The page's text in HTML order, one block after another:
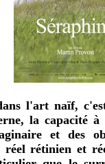
l'art naïf, c'est
la capacité
et des
rétinien et